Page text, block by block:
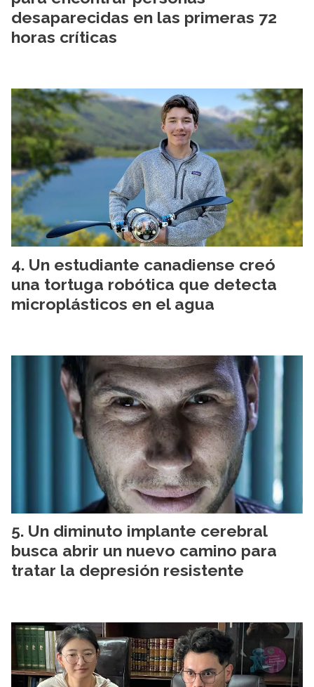
desaparecidas en las primeras 72
horas críticas
Un estudiante canadiense creó
una tortuga robótica que detecta
microplásticos en el agua
Un diminuto implante cerebral
busca abrir un nuevo camino para
tratar la depresión resistente